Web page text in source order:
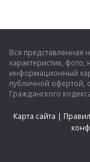
Вся представленная
характеристик,
информационный
публичной офертой,
Гражданского
Карта сайта |